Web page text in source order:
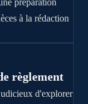
préparation
à la rédaction
règlement
d'explorer